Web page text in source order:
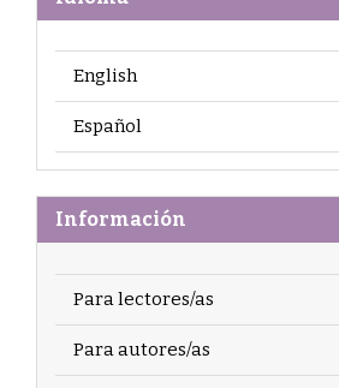
English
Español
Información
Para lectores/as
Para autores/as